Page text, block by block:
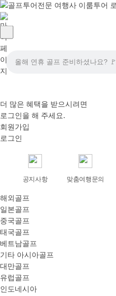
올해 연휴 골프 준비하셨나요? 🚩
더 많은 혜택을 받으시려면
로그인 을 해 주세요.
회원가입
로그인
공지사항 맞춤여행문의
해외골프
일본골프
중국골프
태국골프
베트남골프
기타 아시아골프
대만골프
유럽골프
인도네시아